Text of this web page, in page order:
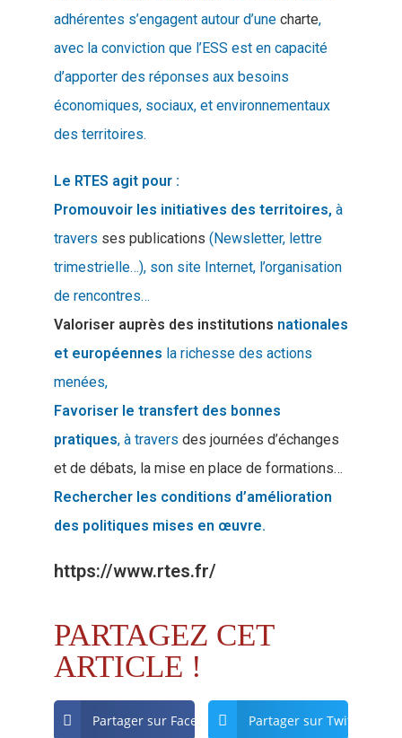
adhérentes s’engagent autour d’une charte,
avec la conviction que l’ESS est en capacité
d’apporter des réponses aux besoins
économiques, sociaux, et environnementaux
des territoires.
Le RTES agit pour :
Promouvoir les initiatives des territoires, à
travers ses publications (Newsletter, lettre
trimestrielle…), son site Internet, l’organisation
de rencontres…
Valoriser auprès des institutions nationales
et européennes la richesse des actions
menées,
Favoriser le transfert des bonnes
pratiques, à travers des journées d’échanges
et de débats, la mise en place de formations…
Rechercher les conditions d’amélioration
des politiques mises en œuvre.
https://www.rtes.fr/
PARTAGEZ CET
ARTICLE !
Partager sur Facebook Partager sur Twitter